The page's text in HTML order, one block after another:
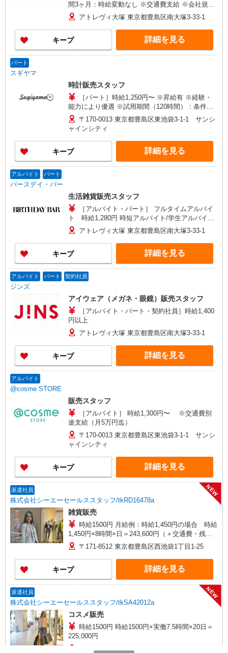
間3ヶ月：時給変動なし ※交通費支給 ※会社規定
経路を利用
アトレヴィ大塚 東京都豊島区南大塚3-33-1
キープ 詳細を見る
パート
スギヤマ
時計販売スタッフ
［パート］時給1,250円〜 ※昇給有 ※経験・
能力により優遇 ※試用期間（120時間）：条件変
更なし〒170-0013 東京都豊島区東池袋3-1-1 サンシ
ャインシティ
キープ 詳細を見る
アルバイト パート
バースデイ・バー
生活雑貨販売スタッフ
［アルバイト・パート］ フルタイムアルバイ
ト 時給1,280円 時短アルバイト/学生アルバイ
ト 時給1,250円
アトレヴィ大塚 東京都豊島区南大塚3-33-1
キープ 詳細を見る
アルバイト パート 契約社員
ジンズ
アイウェア（メガネ・眼鏡）販売スタッフ
［アルバイト・パート・契約社員］時給1,400
円以上
アトレヴィ大塚 東京都豊島区南大塚3-33-1
キープ 詳細を見る
アルバイト
@cosme STORE
販売スタッフ
［アルバイト］ 時給1,300円〜 ※交通費別
途支給（月5万円迄）
〒170-0013 東京都豊島区東池袋3-1-1 サンシ
ャインシティ
キープ 詳細を見る
派遣社員
株式会社シーエーセールススタッフ/tkRD16478a
NEW
雑貨販売
時給1500円 月給例：時給1,450円の場合 時給
1,450円×8時間×日＝243,600円（＋交通費・残業
代は1分単位で支給♪） ※時給はご経験により異
なります
〒171-8512 東京都豊島区西池袋1丁目1-25
キープ 詳細を見る
派遣社員
株式会社シーエーセールススタッフ/tkSA42012a
NEW
コスメ販売
時給1500円 時給1500円×実働7.5時間×20日＝
225,000円
東京都豊島区 西池袋1丁目1-25